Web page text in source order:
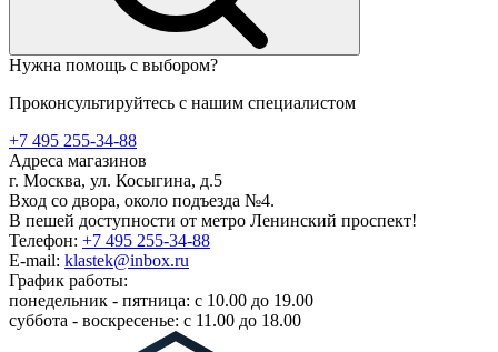
Нужна помощь с выбором?
Проконсультируйтесь с нашим специалистом
+7 495 255-34-88
Адреса магазинов
г. Москва, ул. Косыгина, д.5
Вход со двора, около подъезда №4.
В пешей доступности от метро Ленинский проспект!
Телефон: +7 495 255-34-88
E-mail: klastek@inbox.ru
График работы:
понедельник - пятница: с 10.00 до 19.00
суббота - воскресенье: с 11.00 до 18.00